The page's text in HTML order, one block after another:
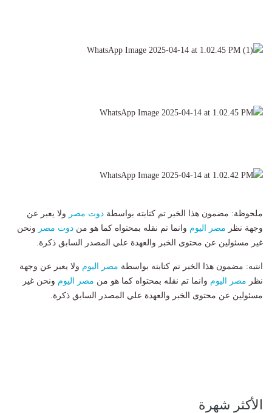
ملحوظة: مضمون هذا الخبر تم كتابته بواسطة دوت مصر ولا يعبر عن
وجهة نظر مصر اليوم وانما تم نقله بمحتواه كما هو من دوت مصر ونحن
غير مسئولين عن محتوى الخبر والعهدة علي المصدر السابق ذكرة.
انتبه: مضمون هذا الخبر تم كتابته بواسطة مصر اليوم ولا يعبر عن وجهة
نظر مصر اليوم وانما تم نقله بمحتواه كما هو من مصر اليوم ونحن غير
مسئولين عن محتوى الخبر والعهدة علي المصدر السابق ذكرة.
الأكثر شهرة